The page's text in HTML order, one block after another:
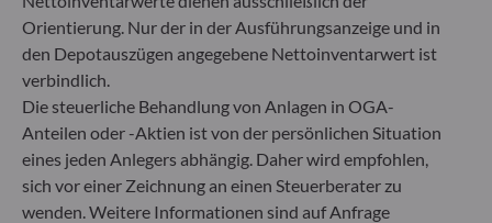
Gallusanlage 8
60329 Frankfurt am Main
Deutschland
+49 (0) 69 920 50 0
Von der Bundesanstalt für Finanzdienstleistungsaufsicht
(„BaFin“) zugelassene und beaufsichtigte
Fondsverwaltungsgesellschaft
Handelsregister : HRB 11971 Amtsgericht Düsseldorf
Orientierung. Nur der in der Ausführungsanzeige und in
den Depotauszügen angegebene Nettoinventarwert ist
verbindlich.
Die steuerliche Behandlung von Anlagen in OGA-
Anteilen oder -Aktien ist von der persönlichen Situation
eines jeden Anlegers abhängig. Daher wird empfohlen,
sich vor einer Zeichnung an einen Steuerberater zu
wenden. Weitere Informationen sind auf Anfrage